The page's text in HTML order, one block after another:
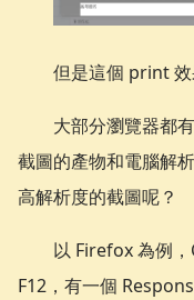
但是這個 print 效
大部分瀏覽器都
截圖的產物和電腦解
高解析度的截圖呢？
以 Firefox 為例
F12，有一個